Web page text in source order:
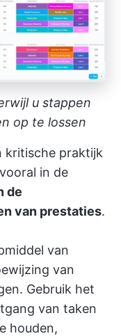
u stappen
op te lossen
kritische praktijk
in de
de
van prestaties.
van
van
Gebruik het
van taken
houden,